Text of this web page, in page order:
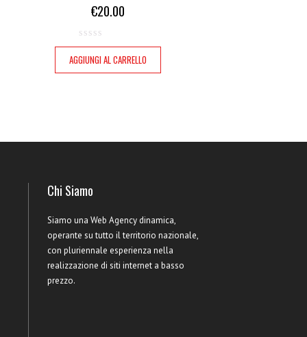
€20.00
AGGIUNGI AL CARRELLO
Chi Siamo
Siamo una Web Agency dinamica,
operante su tutto il territorio nazionale,
con pluriennale esperienza nella
realizzazione di siti internet a basso
prezzo.